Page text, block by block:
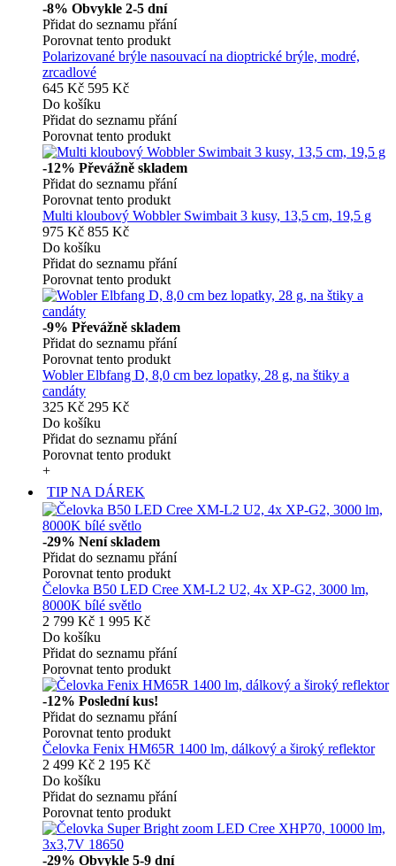
-8% Obvykle 2-5 dní
Přidat do seznamu přání
Porovnat tento produkt
Polarizované brýle nasouvací na dioptrické brýle, modré,
zrcadlové
645 Kč 595 Kč
Do košíku
Přidat do seznamu přání
Porovnat tento produkt
-12% Převážně skladem
Přidat do seznamu přání
Porovnat tento produkt
Multi kloubový Wobbler Swimbait 3 kusy, 13,5 cm, 19,5 g
975 Kč 855 Kč
Do košíku
Přidat do seznamu přání
Porovnat tento produkt
-9% Převážně skladem
Přidat do seznamu přání
Porovnat tento produkt
Wobler Elbfang D, 8,0 cm bez lopatky, 28 g, na štiky a
candáty
325 Kč 295 Kč
Do košíku
Přidat do seznamu přání
Porovnat tento produkt
+
TIP NA DÁREK
-29% Není skladem
Přidat do seznamu přání
Porovnat tento produkt
Čelovka B50 LED Cree XM-L2 U2, 4x XP-G2, 3000 lm,
8000K bílé světlo
2 799 Kč 1 995 Kč
Do košíku
Přidat do seznamu přání
Porovnat tento produkt
-12% Poslední kus!
Přidat do seznamu přání
Porovnat tento produkt
Čelovka Fenix HM65R 1400 lm, dálkový a široký reflektor
2 499 Kč 2 195 Kč
Do košíku
Přidat do seznamu přání
Porovnat tento produkt
-29% Obvykle 5-9 dní